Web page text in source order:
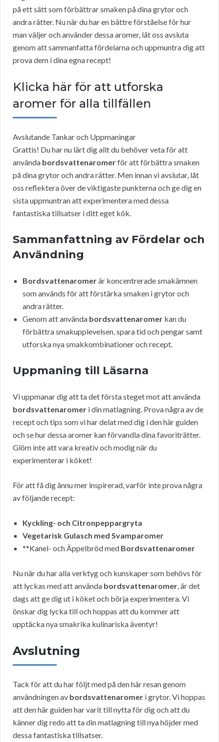
på ett sätt som förbättrar smaken på dina grytor och
andra rätter. Nu när du har en bättre förståelse för hur
man väljer och använder dessa aromer, låt oss avsluta
genom att sammanfatta fördelarna och uppmuntra dig att
prova dem i dina egna recept!
Klicka här för att utforska
aromer för alla tillfällen
Avslutande Tankar och Uppmaningar
Grattis! Du har nu lärt dig allt du behöver veta för att
använda bordsvattenaromerför att förbättra smaken
på dina grytor och andra rätter. Men innan vi avslutar, låt
oss reflektera över de viktigaste punkterna och ge dig en
sista uppmuntran att experimentera med dessa
fantastiska tillsatser i ditt eget kök.
Sammanfattning av Fördelar och
Användning
Bordsvattenaromerär koncentrerade smakämnen
som används för att förstärka smaken i grytor och
andra rätter.
Genom att använda bordsvattenaromer kan du
förbättra smakupplevelsen, spara tid och pengar samt
utforska nya smakkombinationer och recept.
Uppmaning till Läsarna
Vi uppmanar dig att ta det första steget mot att använda
bordsvattenaromer i din matlagning. Prova några av de
recept och tips som vi har delat med dig i den här guiden
och se hur dessa aromer kan förvandla dina favoriträtter.
Glöm inte att vara kreativ och modig när du
experimenterar i köket!
För att få dig ännu mer inspirerad, varför inte prova några
av följande recept:
Kyckling- och Citronpeppargryta
Vegetarisk Gulasch med Svamparomer
**Kanel- och Äppelbröd med Bordsvattenaromer
Nu när du har alla verktyg och kunskaper som behövs för
att lyckas med att använda bordsvattenaromer, är det
dags att ge dig ut i köket och börja experimentera. Vi
önskar dig lycka till och hoppas att du kommer att
upptäcka nya smakrika kulinariska äventyr!
Avslutning
Tack för att du har följt med på den här resan genom
användningen av bordsvattenaromer i grytor. Vi hoppas
att den här guiden har varit till nytta för dig och att du
känner dig redo att ta din matlagning till nya höjder med
dessa fantastiska tillsatser.